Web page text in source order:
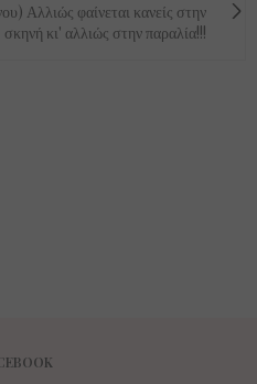
Αλλιώς φαίνεται κανείς στην
σκηνή κι' αλλιώς στην παραλία!!!